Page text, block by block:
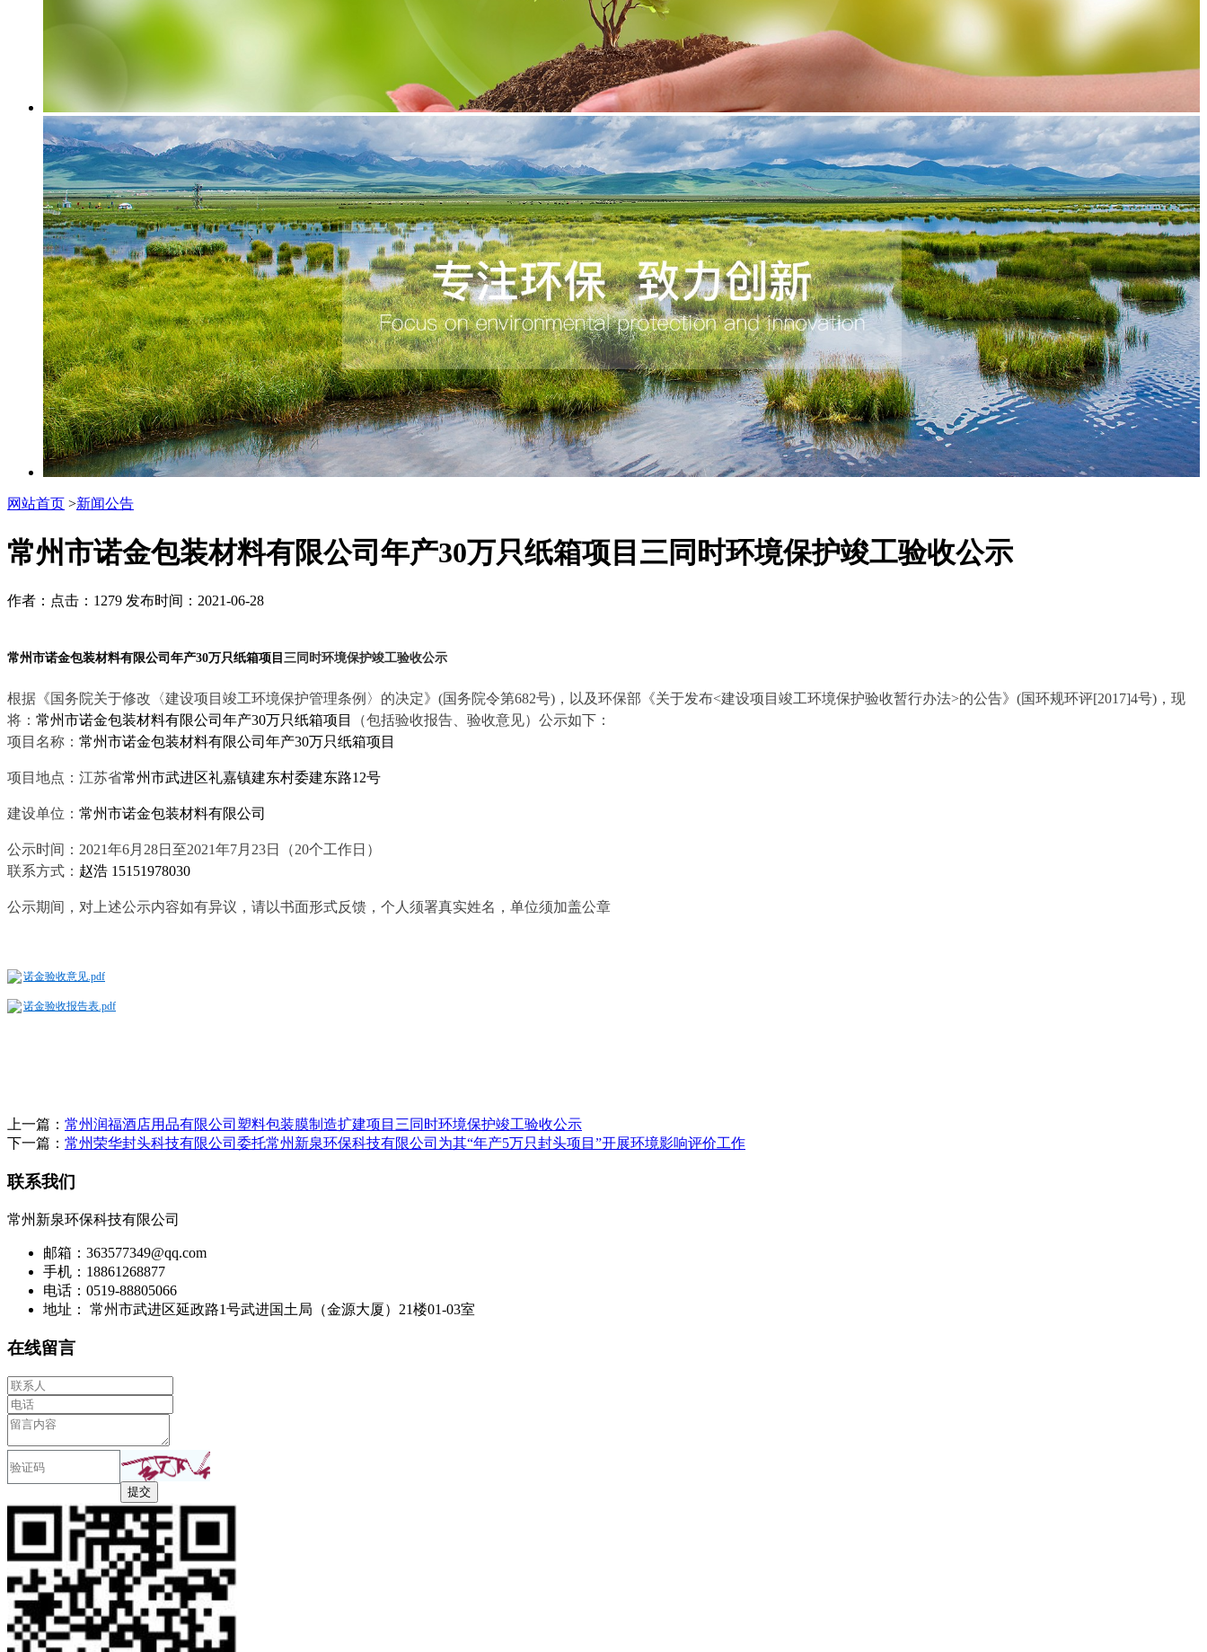
网站首页 >新闻公告
常州市诺金包装材料有限公司年产30万只纸箱项目三同时环境保护竣工验收公示
作者： 点击：1279 发布时间：2021-06-28
常州市诺金包装材料有限公司年产30万只纸箱项目 三同时环境保护竣工验收公示
根据《国务院关于修改〈建设项目竣工环境保护管理条例〉的决定》 (国务院令第682号) ，以及环保部《关于发布<建设项目竣工环境保护验收暂行办法>的公告》 (国环规环评[2017]4号) ，现
将： 常州市诺金包装材料有限公司年产30万只纸箱项目
（包括验收报告、验收意见）公示如下：
项目名称： 常州市诺金包装材料有限公司年产30万只纸箱项目
项目地点：江苏省常州市武进区礼嘉镇建东村委建东路12号
建设单位： 常州市诺金包装材料有限公司
公示时间： 2021年6月 28日至2021年7月 23日（20个工作日）
联系方式： 赵浩 15151978030
公示期间，对上述公示内容如有异议，请以书面形式反馈，个人须署真实姓名，单位须加盖公章
诺金验收意见.pdf
诺金验收报告表.pdf
上一篇： 常州润福酒店用品有限公司塑料包装膜制造扩建项目三同时环境保护竣工验收公示
下一篇： 常州荣华封头科技有限公司委托常州新泉环保科技有限公司为其“年产5万只封头项目”开展环境影响评价工作
联系我们
常州新泉环保科技有限公司
邮箱：363577349@qq.com
手机：18861268877
电话：0519-88805066
地址： 常州市武进区延政路1号武进国土局（金源大厦）21楼01-03室
在线留言